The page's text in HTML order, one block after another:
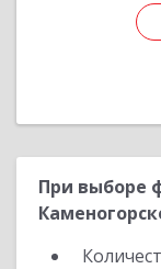
При выборе